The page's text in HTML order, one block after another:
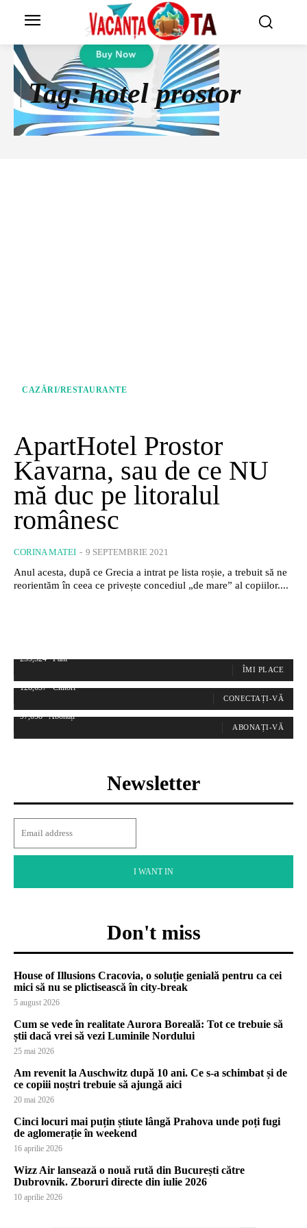
Tag:hotel prostor
CAZĂRI/RESTAURANTE
ApartHotel Prostor
Kavarna, sau de ce NU
mă duc pe litoralul
românesc
CORINA MATEI - 9 SEPTEMBRIE 2021
Anul acesta, după ce Grecia a intrat pe lista roșie, a trebuit să ne
reorientăm în ceea ce privește concediul „de mare” al copiilor....
255,324 Fani
ÎMI PLACE
128,657 Cititori
CONECTAȚI-VĂ
97,058 Abonați
ABONAȚI-VĂ
Newsletter
I WANT IN
Don't miss
House of Illusions Cracovia, o soluție genială pentru ca cei
mici să nu se plictisească în city-break
5 august 2026
Cum se vede în realitate Aurora Boreală: Tot ce trebuie să
știi dacă vrei să vezi Luminile Nordului
25 mai 2026
Am revenit la Auschwitz după 10 ani. Ce s-a schimbat și de
ce copiii noștri trebuie să ajungă aici
20 mai 2026
Cinci locuri mai puțin știute lângă Prahova unde poți fugi
de aglomerație în weekend
16 aprilie 2026
Wizz Air lansează o nouă rută din București către
Dubrovnik. Zboruri directe din iulie 2026
10 aprilie 2026